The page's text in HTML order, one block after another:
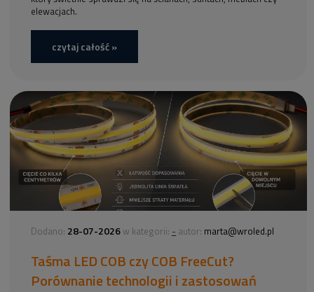
elewacjach.
czytaj całość »
Dodano: 28-07-2026 w kategorii: - autor: marta@wroled.pl
Taśma LED COB czy COB FreeCut?
Porównanie technologii i zastosowań